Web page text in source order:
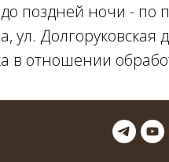
поздней ночи - по
ул. Долгоруковская
в отношении